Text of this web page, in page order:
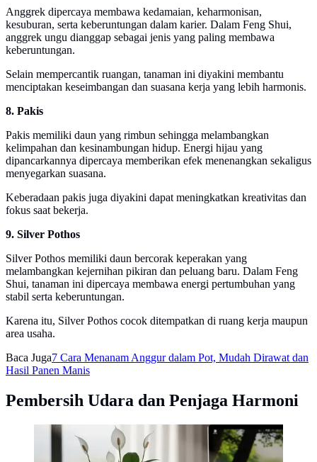
Anggrek dipercaya membawa kedamaian, keharmonisan,
kesuburan, serta keberuntungan dalam karier. Dalam Feng Shui,
anggrek ungu dianggap sebagai jenis yang paling membawa
keberuntungan.
Selain mempercantik ruangan, tanaman ini diyakini membantu
menciptakan keseimbangan dan suasana kerja yang lebih harmonis.
8. Pakis
Pakis memiliki daun yang rimbun sehingga melambangkan
kelimpahan dan kesinambungan hidup. Energi hijau yang
dipancarkannya dipercaya memberikan efek menenangkan sekaligus
menyegarkan suasana.
Keberadaan pakis juga diyakini dapat meningkatkan kreativitas dan
fokus saat bekerja.
9. Silver Pothos
Silver Pothos memiliki daun bercorak keperakan yang
melambangkan kejernihan pikiran dan peluang baru. Dalam Feng
Shui, tanaman ini dipercaya membawa energi pertumbuhan yang
stabil serta keberuntungan.
Karena itu, Silver Pothos cocok ditempatkan di ruang kerja maupun
area usaha.
Baca Juga7 Cara Menanam Anggur dalam Pot, Mudah Dirawat dan
Hasil Panen Manis
Pembersih Udara dan Penjaga Harmoni